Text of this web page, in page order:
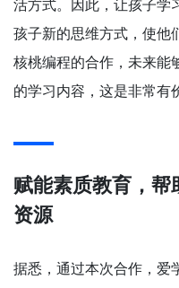
活方式。因此，让孩子学
孩子新的思维方式，使他
核桃编程的合作，未来能
的学习内容，这是非常有
赋能素质教育，帮
资源
据悉，通过本次合作，爱